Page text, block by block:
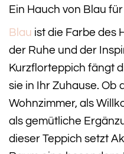
Ein Hauch von Blau
Blau ist die Farbe des
der Ruhe und der
Kurzflorteppich fängt
sie in Ihr Zuhause. Ob
Wohnzimmer, als
als gemütliche
dieser Teppich setzt